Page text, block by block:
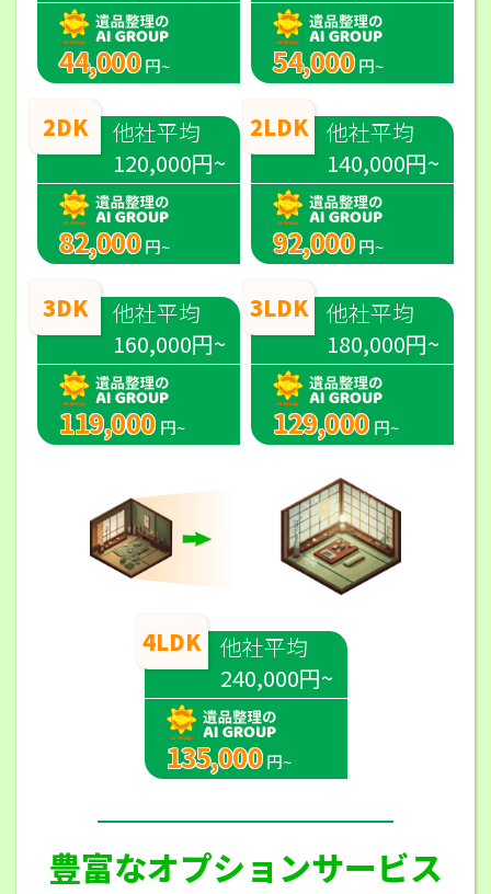
44,000 円~
2DK
他社平均
120,000円~
82,000 円~
3DK
他社平均
160,000円~
119,000 円~
4LDK 他社平均
240,000円~
135,000 円~
54,000 円~
2LDK 他社平均
140,000円~
92,000 円~
3LDK 他社平均
180,000円~
129,000 円~
豊富なオプションサービス